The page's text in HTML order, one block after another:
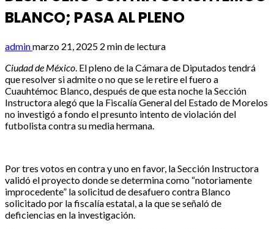
BLANCO; PASA AL PLENO
adminmarzo 21, 2025 2 min de lectura
Ciudad de México . El pleno de la Cámara de Diputados tendrá
que resolver si admite o no que se le retire el fuero a
Cuauhtémoc Blanco, después de que esta noche la Sección
Instructora alegó que la Fiscalía General del Estado de Morelos
no investigó a fondo el presunto intento de violación del
futbolista contra su media hermana.
Por tres votos en contra y uno en favor, la Sección Instructora
validó el proyecto donde se determina como “notoriamente
improcedente” la solicitud de desafuero contra Blanco
solicitado por la fiscalía estatal, a la que se señaló de
deficiencias en la investigación.